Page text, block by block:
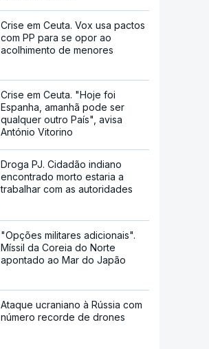
Crise em Ceuta. Vox usa pactos
com PP para se opor ao
acolhimento de menores
Crise em Ceuta. "Hoje foi
Espanha, amanhã pode ser
qualquer outro País", avisa
António Vitorino
Droga PJ. Cidadão indiano
encontrado morto estaria a
trabalhar com as autoridades
"Opções militares adicionais".
Míssil da Coreia do Norte
apontado ao Mar do Japão
Ataque ucraniano à Rússia com
número recorde de drones